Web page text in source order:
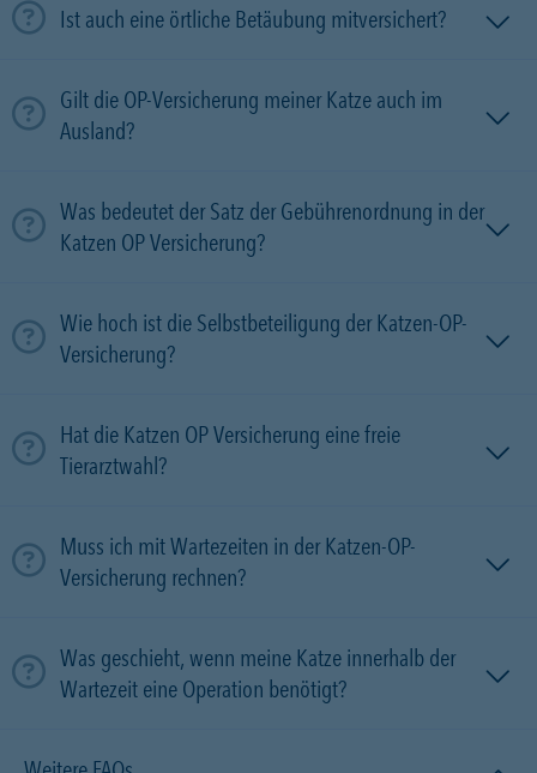
Ist auch eine örtliche Betäubung mitversichert?
Gilt die OP-Versicherung meiner Katze auch im
Ausland?
Was bedeutet der Satz der Gebührenordnung in der
Katzen OP Versicherung?
Wie hoch ist die Selbstbeteiligung der Katzen-OP-
Versicherung?
Hat die Katzen OP Versicherung eine freie
Tierarztwahl?
Muss ich mit Wartezeiten in der Katzen-OP-
Versicherung rechnen?
Was geschieht, wenn meine Katze innerhalb der
Wartezeit eine Operation benötigt?